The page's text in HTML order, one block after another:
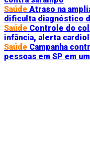
Saúde Atraso na
dificulta diagnóstico
Saúde Controle do
infância, alerta
Saúde Campanha
pessoas em SP em